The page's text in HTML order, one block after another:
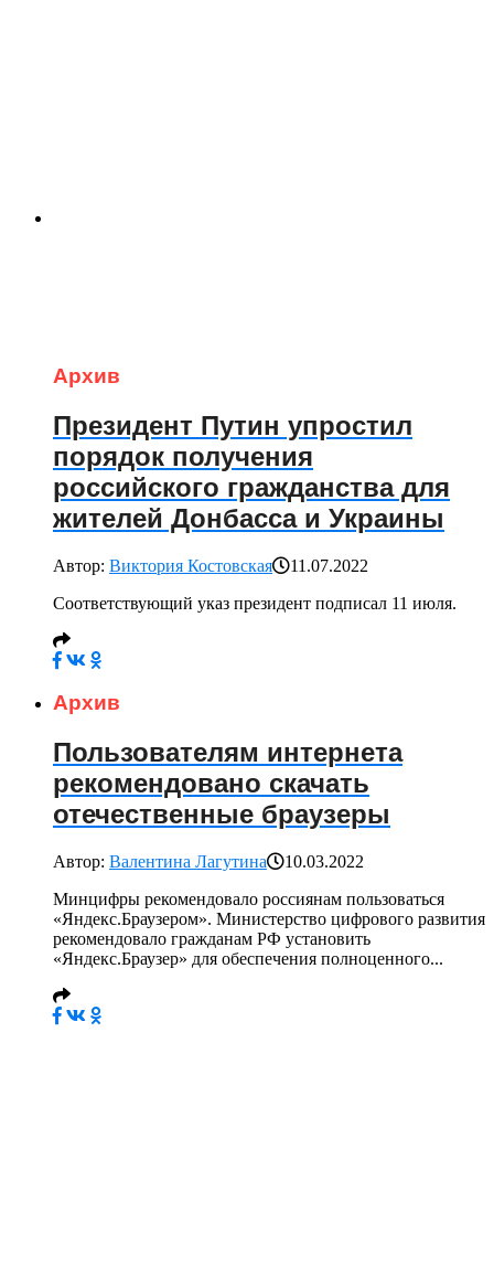
Архив
Президент Путин упростил
порядок получения
российского гражданства для
жителей Донбасса и Украины
Автор: Виктория Костовская
11.07.2022
Соответствующий указ президент подписал 11 июля.
Архив
Пользователям интернета
рекомендовано скачать
отечественные браузеры
Автор: Валентина Лагутина
10.03.2022
Минцифры рекомендовало россиянам пользоваться
«Яндекс.Браузером». Министерство цифрового развития
рекомендовало гражданам РФ установить
«Яндекс.Браузер» для обеспечения полноценного...